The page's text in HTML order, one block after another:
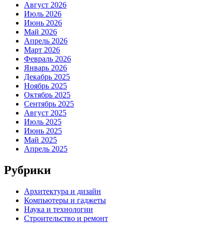
Август 2026
Июль 2026
Июнь 2026
Май 2026
Апрель 2026
Март 2026
Февраль 2026
Январь 2026
Декабрь 2025
Ноябрь 2025
Октябрь 2025
Сентябрь 2025
Август 2025
Июль 2025
Июнь 2025
Май 2025
Апрель 2025
Рубрики
Архитектура и дизайн
Компьютеры и гаджеты
Наука и технологии
Строительство и ремонт